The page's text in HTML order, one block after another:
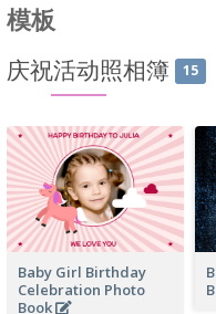
模板
庆祝活动照相簿 15
Baby Girl Birthday
Celebration Photo
Book